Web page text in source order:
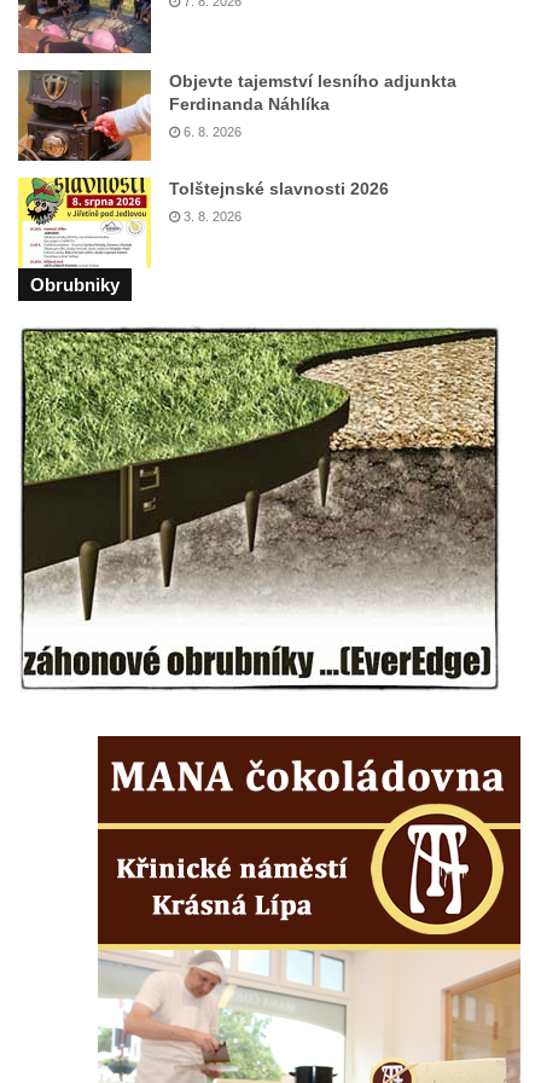
Kostel Krista Spasitele ve Frýdlantu
Kaple Getsemanské zahrady na křížové
cestě na Křížovém vrchu ve Frýdlantu
Kaple Božího hrobu na Křížové cestě na
Křížovém vrchu ve Frýdlantu
Poustevna na Křížové cestě na Křížovém
vrchu ve Frýdlantu
Kostel svatého Jakuba Většího v Sokolově
Kostel Nanebevzetí Panny Marie ve
Kostel Jména Panny Marie v Sepekově
Kostel svatých Petra a Pavla v Růžové
Kaple Stětí svatého Jana Křtitele v
Rumburku
Bývalá synagoga v Milevsku
Kostel svaté Kateřiny Alexandrijské v
Krásně
Kostel Božího Těla v Kraslicích
Kostel svaté Maří Magdalény v Karlových
Varech
Hrobová kaple na hřbitově v Rychnově u
Jablonce nad Nisou
Márnice/hřbitovní kaple na hřbitově v
Rychnově u Jablonce nad Nisou
v Krásné u Pěnčína
Márnice na hřbitově v Krásné u Pěnčína
Výklenková kaple naproti domu čp. 34 v
Krásné u Pěnčína
Objevte tajemství lesního adjunkta
Ferdinanda Náhlíka
6. 8. 2026
Tolštejnské slavnosti 2026
3. 8. 2026
Obrubniky